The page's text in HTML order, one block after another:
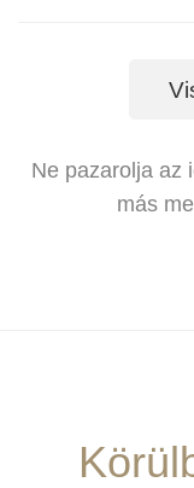
Ne pazarolja az
más